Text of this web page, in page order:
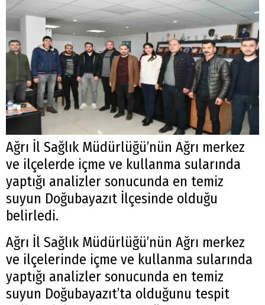
Ağrı İl Sağlık Müdürlüğü’nün Ağrı merkez
ve ilçelerde içme ve kullanma sularında
yaptığı analizler sonucunda en temiz
suyun Doğubayazıt İlçesinde olduğu
belirledi.
Ağrı İl Sağlık Müdürlüğü’nün Ağrı merkez
ve ilçelerinde içme ve kullanma sularında
yaptığı analizler sonucunda en temiz
suyun Doğubayazıt’ta olduğunu tespit